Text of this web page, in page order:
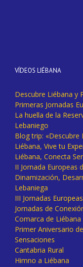
VÍDEOS LIÉBANA
Descubre Liébana y
Primeras Jornadas
La huella de la
Lebaniego
Blog trip: «Descubre
Liébana, Vive tu
Liébana, Conecta
II Jornada Europeas
Dinamización,
Lebaniega
III Jornadas
Jornadas de
Comarca de Liébana
Primer Aniversario
Sensaciones
Cantabria Rural
Himno a Liébana